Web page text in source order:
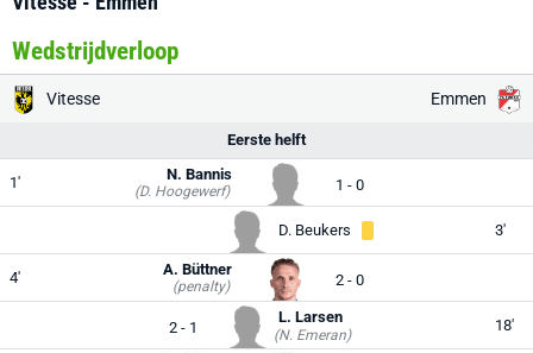
Wedstrijdverloop
Vitesse Emmen
Eerste helft
1' (D. Hoogewerf)
N. Bannis
1 - 0
D. Beukers 3'
4' (penalty)
A. Büttner
2 - 0
2 - 1
L. Larsen
(N. Emeran)
18'